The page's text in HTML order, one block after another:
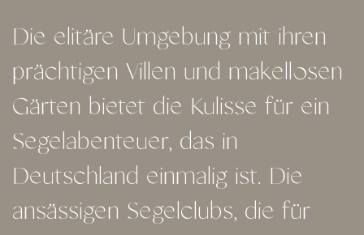
Die elitäre Umgebung mit ihren
prächtigen Villen und makellosen
Gärten bietet die Kulisse für ein
Segelabenteuer, das in
Deutschland einmalig ist. Die
ansässigen Segelclubs, die für